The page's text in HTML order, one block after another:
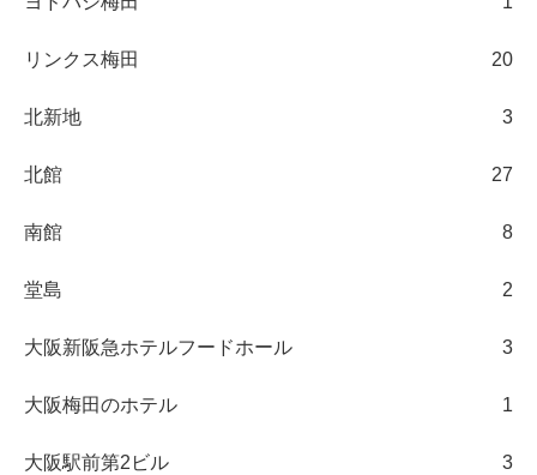
リンクス梅田 20
北新地 3
北館 27
南館 8
堂島 2
大阪新阪急ホテルフードホール 3
大阪梅田のホテル 1
大阪駅前第2ビル 3